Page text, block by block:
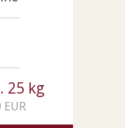
25 kg